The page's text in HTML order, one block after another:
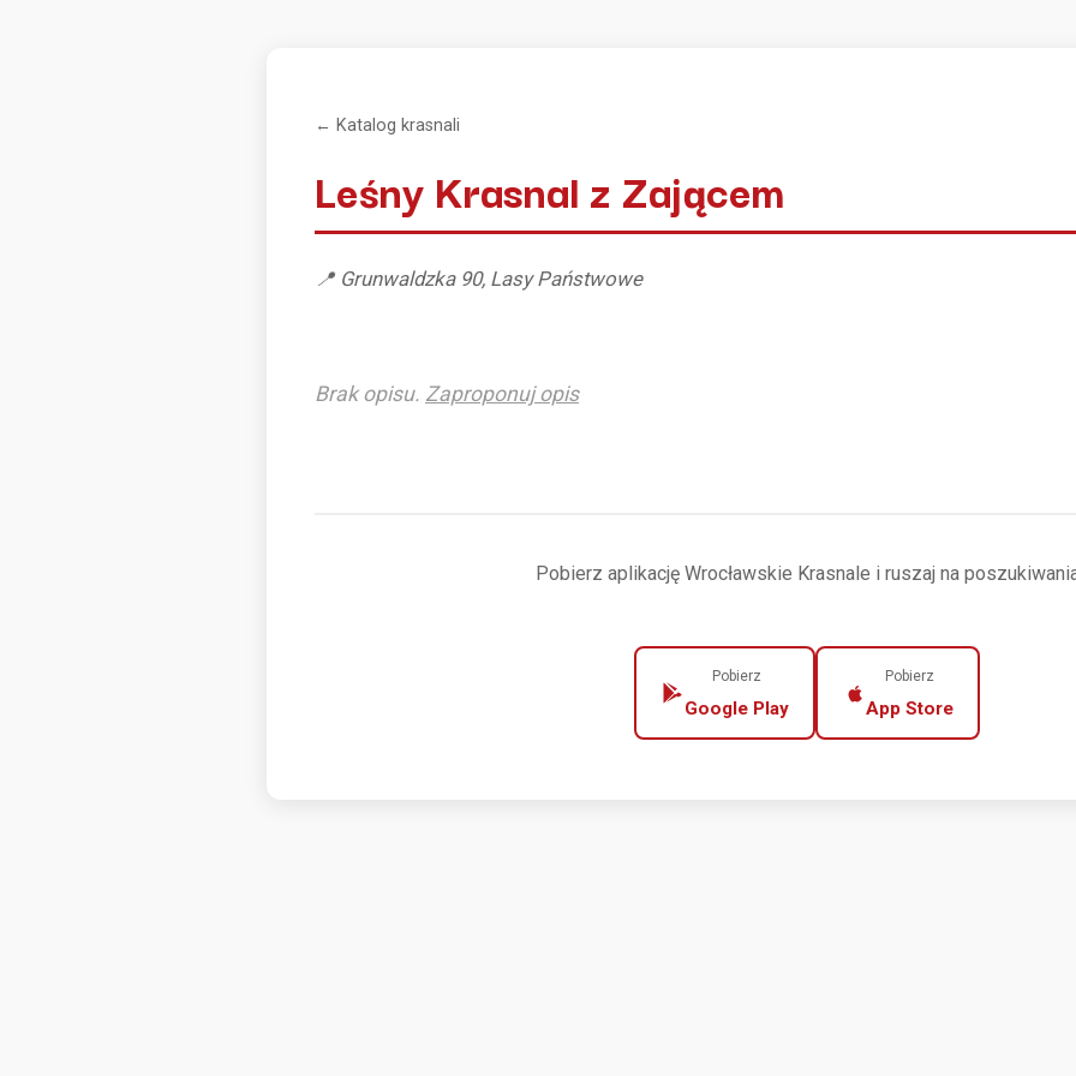
← Katalog krasnali
Leśny Krasnal z Zającem
📍 Grunwaldzka 90, Lasy Państwowe
Brak opisu. Zaproponuj opis
Pobierz aplikację Wrocławskie Krasnale i ruszaj na
Pobierz
Google Play
Pobierz
App Store